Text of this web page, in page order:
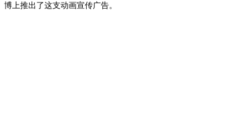
博上推出了这支动画宣传广告。